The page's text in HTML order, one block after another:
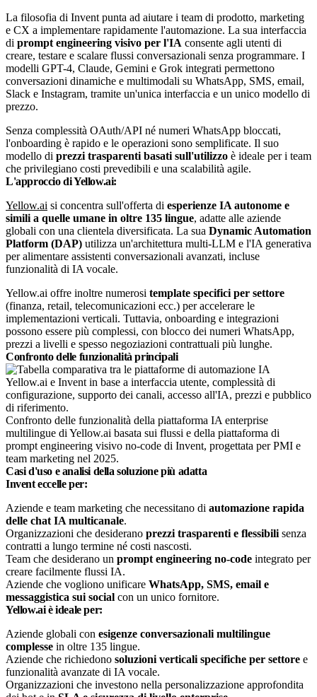
La filosofia di Invent punta ad aiutare i team di prodotto, marketing
e CX a implementare rapidamente l'automazione. La sua interfaccia
di prompt engineering visivo per l'IA consente agli utenti di
creare, testare e scalare flussi conversazionali senza programmare. I
modelli GPT-4, Claude, Gemini e Grok integrati permettono
conversazioni dinamiche e multimodali su WhatsApp, SMS, email,
Slack e Instagram, tramite un'unica interfaccia e un unico modello di
prezzo.
Senza complessità OAuth/API né numeri WhatsApp bloccati,
l'onboarding è rapido e le operazioni sono semplificate. Il suo
modello di prezzi trasparenti basati sull'utilizzo è ideale per i team
che privilegiano costi prevedibili e una scalabilità agile.
L'approccio di Yellow.ai:
Yellow.ai si concentra sull'offerta di esperienze IA autonome e
simili a quelle umane in oltre 135 lingue, adatte alle aziende
globali con una clientela diversificata. La sua Dynamic Automation
Platform (DAP) utilizza un'architettura multi-LLM e l'IA generativa
per alimentare assistenti conversazionali avanzati, incluse
funzionalità di IA vocale.
Yellow.ai offre inoltre numerosi template specifici per settore
(finanza, retail, telecomunicazioni ecc.) per accelerare le
implementazioni verticali. Tuttavia, onboarding e integrazioni
possono essere più complessi, con blocco dei numeri WhatsApp,
prezzi a livelli e spesso negoziazioni contrattuali più lunghe.
Confronto delle funzionalità principali
Confronto delle funzionalità della piattaforma IA enterprise
multilingue di Yellow.ai basata sui flussi e della piattaforma di
prompt engineering visivo no-code di Invent, progettata per PMI e
team marketing nel 2025.
Casi d'uso e analisi della soluzione più adatta
Invent eccelle per:
Aziende e team marketing che necessitano di automazione rapida
delle chat IA multicanale.
Organizzazioni che desiderano prezzi trasparenti e flessibili senza
contratti a lungo termine né costi nascosti.
Team che desiderano un prompt engineering no-code integrato per
creare facilmente flussi IA.
Aziende che vogliono unificare WhatsApp, SMS, email e
messaggistica sui social con un unico fornitore.
Yellow.ai è ideale per:
Aziende globali con esigenze conversazionali multilingue
complesse in oltre 135 lingue.
Aziende che richiedono soluzioni verticali specifiche per settore e
funzionalità avanzate di IA vocale.
Organizzazioni che investono nella personalizzazione approfondita